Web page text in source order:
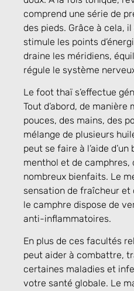
comprend une série de
des pieds. Grâce à cela,
stimule les points
draine les méridiens,
régule le système
Le foot thaï s’effectue
Tout d’abord, de manière
pouces, des mains, des
mélange de plusieurs
peut se faire à l’aide
menthol et de camphres,
nombreux bienfaits. Le
sensation de fraîcheur et
le camphre dispose de
anti-inflammatoires.
En plus de ces facultés
peut aider à combattre,
certaines maladies et
votre santé globale. Le